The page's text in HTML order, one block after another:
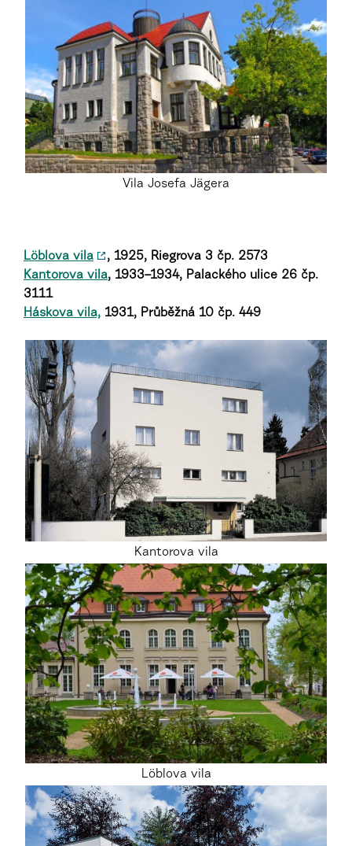
Vila Josefa Jägera
Löblova vila , 1925, Riegrova 3 čp. 2573
Kantorova vila, 1933–1934, Palackého ulice 26 čp.
3111
Háskova vila, 1931, Průběžná 10 čp. 449
Kantorova vila
Löblova vila